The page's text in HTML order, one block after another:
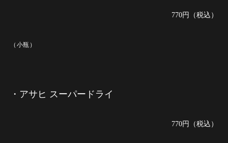
770円（税込）
（小瓶）
・アサヒ スーパードライ
770円（税込）